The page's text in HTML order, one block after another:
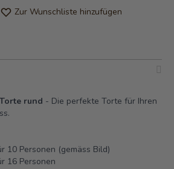
Zur Wunschliste hinzufügen
rund - Die perfekte Torte für Ihren
10 Personen (gemäss Bild)
16 Personen